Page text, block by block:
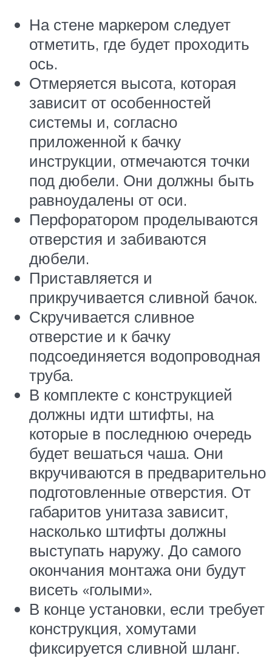
На стене маркером следует
отметить, где будет проходить
ось.
Отмеряется высота, которая
зависит от особенностей
системы и, согласно
приложенной к бачку
инструкции, отмечаются точки
под дюбели. Они должны быть
равноудалены от оси.
Перфоратором проделываются
отверстия и забиваются
дюбели.
Приставляется и
прикручивается сливной бачок.
Скручивается сливное
отверстие и к бачку
подсоединяется водопроводная
труба.
В комплекте с конструкцией
должны идти штифты, на
которые в последнюю очередь
будет вешаться чаша. Они
вкручиваются в предварительно
подготовленные отверстия. От
габаритов унитаза зависит,
насколько штифты должны
выступать наружу. До самого
окончания монтажа они будут
висеть «голыми».
В конце установки, если требует
конструкция, хомутами
фиксируется сливной шланг.